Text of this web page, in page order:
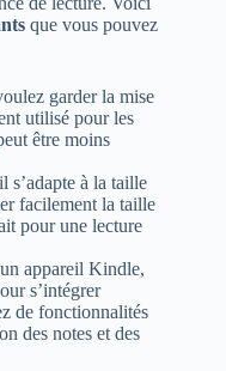
que vous pouvez
garder la mise
utilisé pour les
être moins
s’adapte à la taille
facilement la taille
pour une lecture
appareil Kindle,
s’intégrer
de fonctionnalités
des notes et des